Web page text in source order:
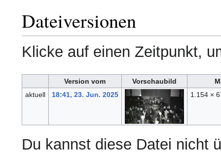
Dateiversionen
Klicke auf einen Zeitpunkt,
Version vom Vorschaubild
aktuell
18:41, 23. Jun. 2025 1.154 ×
Du kannst diese Datei nicht